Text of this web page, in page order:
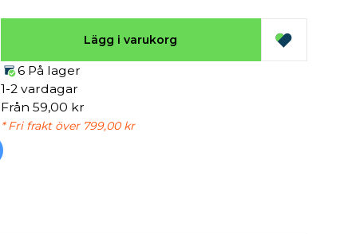
Lägg i varukorg
6 På lager
1-2 vardagar
Från 59,00 kr
* Fri frakt över 799,00 kr